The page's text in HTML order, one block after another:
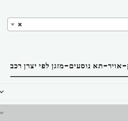
×
תא נוסעים-מזגן לפי יצרן רכב